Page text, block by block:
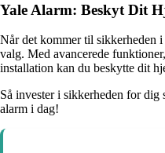
Yale Alarm: Beskyt Dit
Når det kommer til sikkerheden
valg. Med avancerede
installation kan du beskytte dit
Så invester i sikkerheden for
alarm i dag!